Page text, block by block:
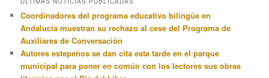
Coordinadores del programa educativo bilingüe en
Andalucía muestran su rechazo al cese del Programa de
Auxiliares de Conversación
Autores estepeños se dan cita esta tarde en el parque
municipal para poner en común con los lectores sus obras